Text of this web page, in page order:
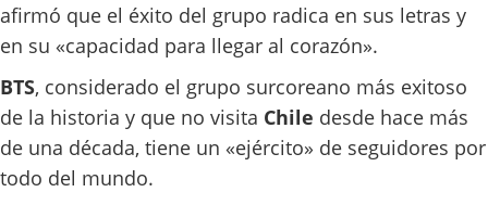
afirmó que el éxito del grupo radica en sus letras y
en su «capacidad para llegar al corazón».
BTS, considerado el grupo surcoreano más exitoso
de la historia y que no visita Chile desde hace más
de una década, tiene un «ejército» de seguidores por
todo del mundo.